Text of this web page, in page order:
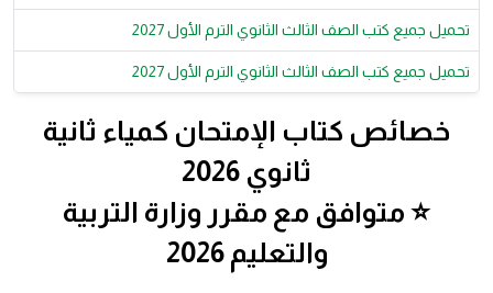
تحميل جميع كتب الصف الثالث الثانوي الترم الأول 2027
تحميل جميع كتب الصف الثالث الثانوي الترم الأول 2027
خصائص كتاب الإمتحان كمياء ثانية
ثانوي 2026
⭐ متوافق مع مقرر وزارة التربية
والتعليم 2026